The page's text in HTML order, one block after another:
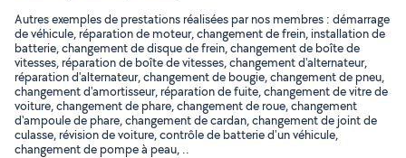
Autres exemples de prestations réalisées par nos membres : démarrage
de véhicule, réparation de moteur, changement de frein, installation de
batterie, changement de disque de frein, changement de boîte de
vitesses, réparation de boîte de vitesses, changement d'alternateur,
réparation d'alternateur, changement de bougie, changement de pneu,
changement d'amortisseur, réparation de fuite, changement de vitre de
voiture, changement de phare, changement de roue, changement
d'ampoule de phare, changement de cardan, changement de joint de
culasse, révision de voiture, contrôle de batterie d'un véhicule,
changement de pompe à peau, ..